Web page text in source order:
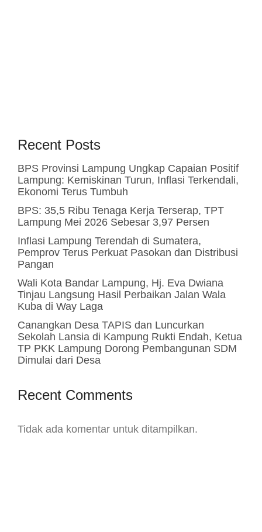
Recent Posts
BPS Provinsi Lampung Ungkap Capaian Positif
Lampung: Kemiskinan Turun, Inflasi Terkendali,
Ekonomi Terus Tumbuh
BPS: 35,5 Ribu Tenaga Kerja Terserap, TPT
Lampung Mei 2026 Sebesar 3,97 Persen
Inflasi Lampung Terendah di Sumatera,
Pemprov Terus Perkuat Pasokan dan Distribusi
Pangan
Wali Kota Bandar Lampung, Hj. Eva Dwiana
Tinjau Langsung Hasil Perbaikan Jalan Wala
Kuba di Way Laga
Canangkan Desa TAPIS dan Luncurkan
Sekolah Lansia di Kampung Rukti Endah, Ketua
TP PKK Lampung Dorong Pembangunan SDM
Dimulai dari Desa
Recent Comments
Tidak ada komentar untuk ditampilkan.